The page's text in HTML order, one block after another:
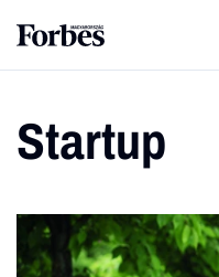
Startup